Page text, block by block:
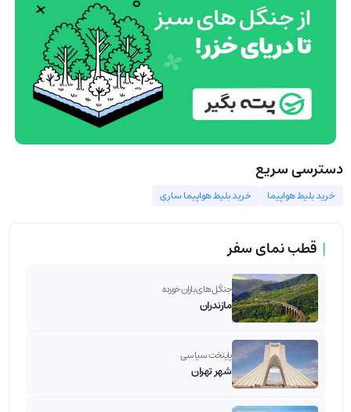
دسترسی سریع
خرید بلیط هواپیما خرید بلیط هواپیما ساری
| قطب نمای سفر
جنگل های باران خورده
مازندران
پایتخت سیاسی
شهر تهران